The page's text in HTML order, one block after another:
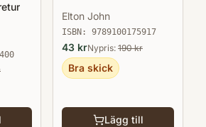
Elton John
ISBN: 9789100175917
43 krNypris: 190kr
Bra skick
Lägg till